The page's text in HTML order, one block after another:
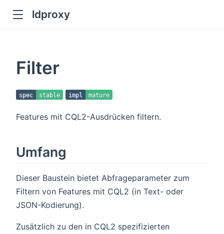
ldproxy
Filter
spec stable impl mature
Features mit CQL2-Ausdrücken filtern.
Umfang
Dieser Baustein bietet Abfrageparameter zum
Filtern von Features mit CQL2 (in Text- oder
JSON-Kodierung).
Zusätzlich zu den in CQL2 spezifizierten